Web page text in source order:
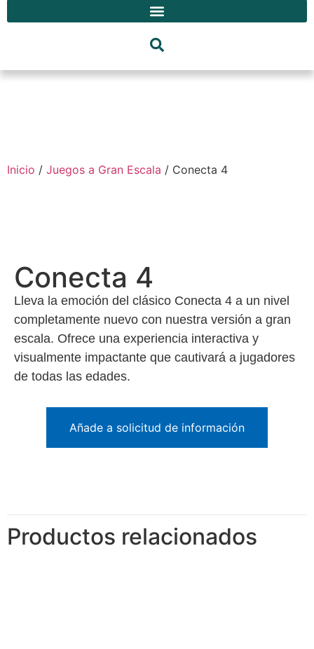
Inicio / Juegos a Gran Escala / Conecta 4
Conecta 4
Lleva la emoción del clásico Conecta 4 a un nivel
completamente nuevo con nuestra versión a gran
escala. Ofrece una experiencia interactiva y
visualmente impactante que cautivará a jugadores
de todas las edades.
Añade a solicitud de información
Productos relacionados